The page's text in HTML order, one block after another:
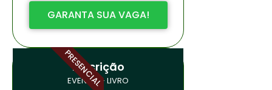
GARANTA SUA VAGA!
PRESENCIAL
Inscrição
EVENTO + LIVRO